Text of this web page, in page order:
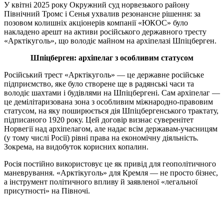
У квітні 2025 року Окружний суд норвезького району
Північний Тромс і Сенья ухвалив резонансне рішення: за
позовом колишніх акціонерів компанії «ЮКОС» було
накладено арешт на активи російського державного тресту
«Арктікуголь», що володіє майном на архіпелазі Шпіцберген.
Шпіцберген: архіпелаг з особливим статусом
Російський трест «Арктікуголь» — це державне російське
підприємство, яке було створене ще в радянські часи та
володіє шахтами і будівлями на Шпіцбергені. Сам архіпелаг —
це демілітаризована зона з особливим міжнародно-правовим
статусом, на яку поширюється дія Шпіцбергенського трактату,
підписаного 1920 року. Цей договір визнає суверенітет
Норвегії над архіпелагом, але надає всім державам-учасницям
(у тому числі Росії) рівні права на економічну діяльність.
Зокрема, на видобуток корисних копалин.
Росія постійно використовує це як привід для геополітичного
маневрування. «Арктікуголь» для Кремля — не просто бізнес,
а інструмент політичного впливу й заявленої «легальної
присутності» на Півночі.